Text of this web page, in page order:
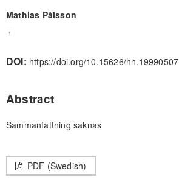
Mathias Pålsson
,
DOI: https://doi.org/10.15626/hn.19990507
Abstract
Sammanfattning saknas
PDF (Swedish)